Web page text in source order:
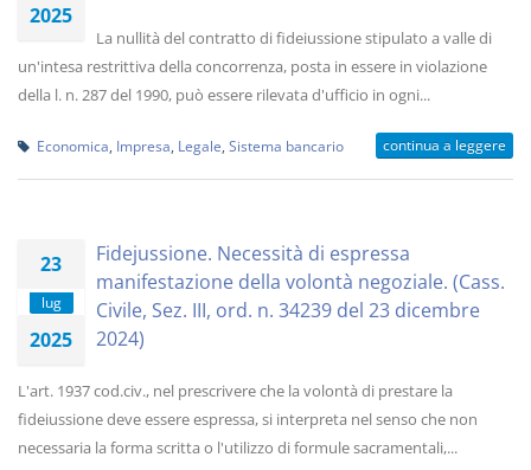
2025
La nullità del contratto di fideiussione stipulato a valle di
un'intesa restrittiva della concorrenza, posta in essere in violazione
della l. n. 287 del 1990, può essere rilevata d'ufficio in ogni...
Economica Impresa Legale Sistema bancario continua a leggere
23
lug
2025
Fidejussione. Necessità di espressa
manifestazione della volontà negoziale. (Cass.
Civile, Sez. III, ord. n. 34239 del 23 dicembre
2024)
L'art. 1937 cod.civ., nel prescrivere che la volontà di prestare la
fideiussione deve essere espressa, si interpreta nel senso che non
necessaria la forma scritta o l'utilizzo di formule sacramentali,...